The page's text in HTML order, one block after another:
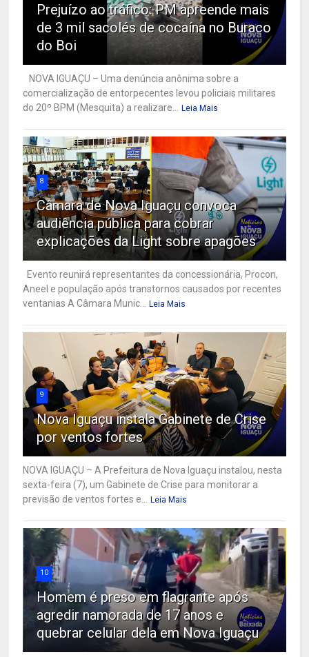
Prejuízo ao tráfico: PM apreende mais
de 3 mil sacolés de cocaína no Buraco
do Boi
NOVA IGUAÇU – Uma denúncia anônima sobre a
comercialização de entorpecentes levou policiais militares
do 20º BPM (Mesquita) a realizare...
Leia Mais
8
Câmara de Nova Iguaçu convoca
audiência pública para cobrar
explicações da Light sobre apagões
Evento reunirá representantes da concessionária, Procon,
Aneel e população após transtornos causados por recentes
ventanias A Câmara Munic...
Leia Mais
9
Nova Iguaçu instala Gabinete de Crise
por ventos fortes
NOVA IGUAÇU – A Prefeitura de Nova Iguaçu instalou, nesta
sexta-feira (7), um Gabinete de Crise para monitorar a
previsão de ventos fortes e...
Leia Mais
10
Homem é preso em flagrante após
agredir namorada de 17 anos e
quebrar celular dela em Nova Iguaçu